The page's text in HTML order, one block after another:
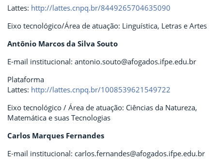
Lattes: http://lattes.cnpq.br/8449265704635090
Eixo tecnológico/Área de atuação: Linguística, Letras e Artes
Antônio Marcos da Silva Souto
E-mail institucional: antonio.souto@afogados.ifpe.edu.br
Plataforma
Lattes: http://lattes.cnpq.br/1008539621549722
Eixo tecnológico / Área de atuação: Ciências da Natureza,
Matemática e suas Tecnologias
Carlos Marques Fernandes
E-mail institucional: carlos.fernandes@afogados.ifpe.edu.br